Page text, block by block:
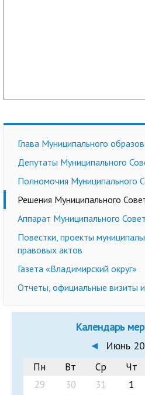
Глава Муниципального
Депутаты Муниципального
Полномочия Муниципального
Решения Муниципального
Аппарат Муниципального
Повестки, проекты
правовых актов
Газета «Владимирский округ»
Отчеты, официальные визиты
Календарь
◄
Июнь
Пн Вт Ср Чт
29
30 31 1